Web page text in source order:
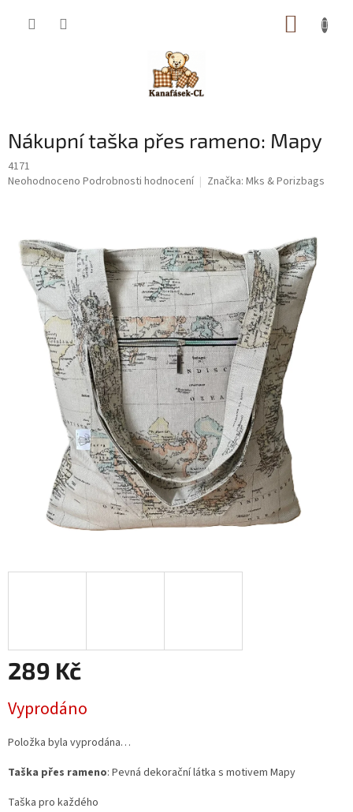
Nákupní taška přes rameno: Mapy
4171
Průměrné
0,0
hvězdiček.
Neohodnoceno Podrobnosti hodnocení Značka: Mks & Porizbags
289 Kč
cena:
Vyprodáno
Položka byla vyprodána…
Taška přes rameno: Pevná dekorační látka s motivem Mapy
Taška pro každého